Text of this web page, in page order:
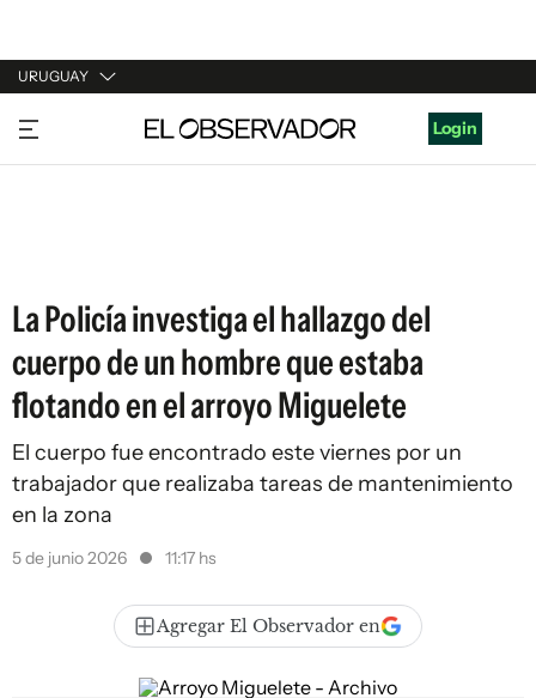
URUGUAY
URUGUAY
ARGENTINA
Login
La Policía investiga el hallazgo del
cuerpo de un hombre que estaba
flotando en el arroyo Miguelete
El cuerpo fue encontrado este viernes por un
trabajador que realizaba tareas de mantenimiento
en la zona
5 de junio 2026 11:17 hs
Agregar El Observador en